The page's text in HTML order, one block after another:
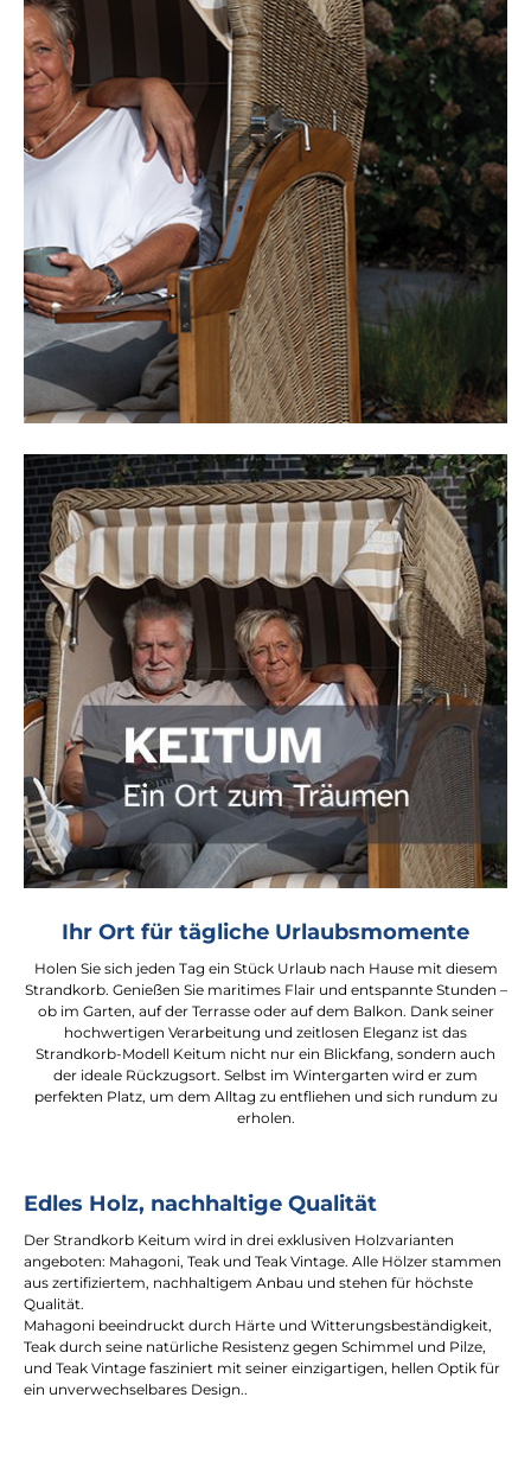
Ihr Ort für tägliche Urlaubsmomente
Holen Sie sich jeden Tag ein Stück Urlaub nach Hause mit diesem
Strandkorb. Genießen Sie maritimes Flair und entspannte Stunden –
ob im Garten, auf der Terrasse oder auf dem Balkon. Dank seiner
hochwertigen Verarbeitung und zeitlosen Eleganz ist das
Strandkorb-Modell Keitum nicht nur ein Blickfang, sondern auch
der ideale Rückzugsort. Selbst im Wintergarten wird er zum
perfekten Platz, um dem Alltag zu entfliehen und sich rundum zu
erholen.
Edles Holz, nachhaltige Qualität
Der Strandkorb Keitum wird in drei exklusiven Holzvarianten
angeboten: Mahagoni, Teak und Teak Vintage. Alle Hölzer stammen
aus zertifiziertem, nachhaltigem Anbau und stehen für höchste
Qualität.
Mahagoni beeindruckt durch Härte und Witterungsbeständigkeit,
Teak durch seine natürliche Resistenz gegen Schimmel und Pilze,
und Teak Vintage fasziniert mit seiner einzigartigen, hellen Optik für
ein unverwechselbares Design..